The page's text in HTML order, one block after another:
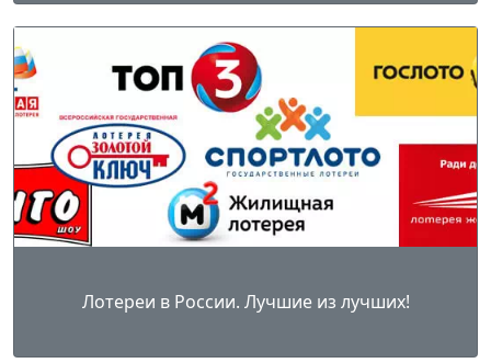
Лотереи в России. Лучшие из лучших!